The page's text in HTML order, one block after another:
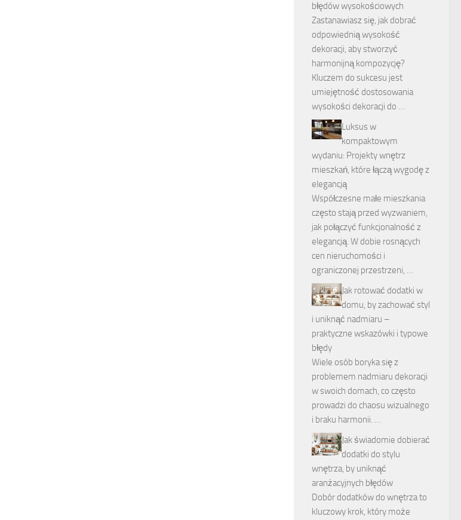
błędów wysokościowych
Zastanawiasz się, jak dobrać
odpowiednią wysokość
dekoracji, aby stworzyć
harmonijną kompozycję?
Kluczem do sukcesu jest
umiejętność dostosowania
wysokości dekoracji do …
Luksus w
kompaktowym
wydaniu: Projekty wnętrz
mieszkań, które łączą wygodę z
elegancją
Współczesne małe mieszkania
często stają przed wyzwaniem,
jak połączyć funkcjonalność z
elegancją. W dobie rosnących
cen nieruchomości i
ograniczonej przestrzeni, …
Jak rotować dodatki w
domu, by zachować styl
i uniknąć nadmiaru –
praktyczne wskazówki i typowe
błędy
Wiele osób boryka się z
problemem nadmiaru dekoracji
w swoich domach, co często
prowadzi do chaosu wizualnego
i braku harmonii. …
Jak świadomie dobierać
dodatki do stylu
wnętrza, by uniknąć
aranżacyjnych błędów
Dobór dodatków do wnętrza to
kluczowy krok, który może